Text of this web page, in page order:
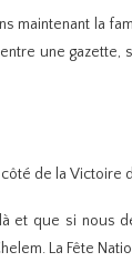
maintenant la
une gazette,
de la Victoire
et que si nous
La Fête